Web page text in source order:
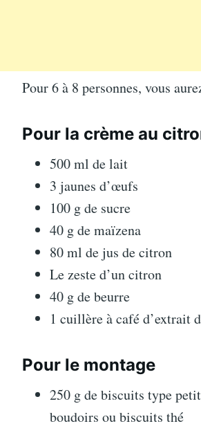
Pour 6 à 8 personnes, vous
Pour la crème au
500 ml de lait
3 jaunes d’œufs
100 g de sucre
40 g de maïzena
80 ml de jus de citron
Le zeste d’un citron
40 g de beurre
1 cuillère à café d’extrait
Pour le montage
250 g de biscuits type
boudoirs ou biscuits thé